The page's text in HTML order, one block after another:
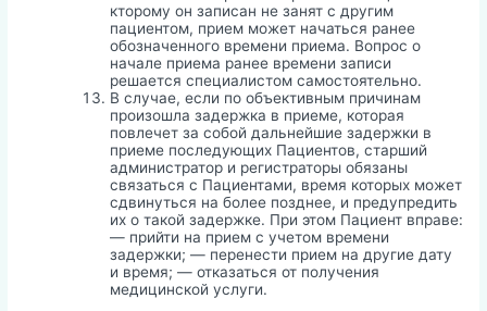
кторому он записан не занят с другим
пациентом, прием может начаться ранее
обозначенного времени приема. Вопрос о
начале приема ранее времени записи
решается специалистом самостоятельно.
В случае, если по объективным причинам
произошла задержка в приеме, которая
повлечет за собой дальнейшие задержки в
приеме последующих Пациентов, старший
администратор и регистраторы обязаны
связаться с Пациентами, время которых может
сдвинуться на более позднее, и предупредить
их о такой задержке. При этом Пациент вправе:
— прийти на прием с учетом времени
задержки; — перенести прием на другие дату
и время; — отказаться от получения
медицинской услуги.